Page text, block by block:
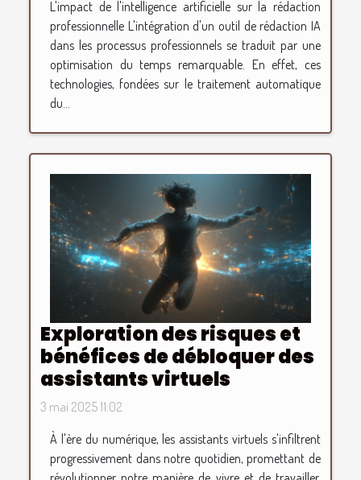
L'impact de l'intelligence artificielle sur la rédaction
professionnelle L'intégration d'un outil de rédaction IA
dans les processus professionnels se traduit par une
optimisation du temps remarquable. En effet, ces
technologies, fondées sur le traitement automatique
du...
Exploration des risques et
bénéfices de débloquer des
assistants virtuels
3 mai 2025 11:02
À l'ère du numérique, les assistants virtuels s'infiltrent
progressivement dans notre quotidien, promettant de